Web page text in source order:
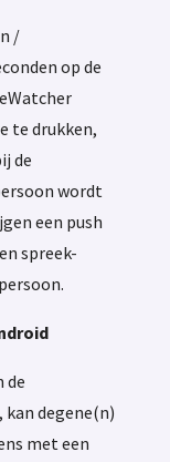
/
op de
te drukken,
de
wordt
een push
spreek-
de
degene(n)
met een